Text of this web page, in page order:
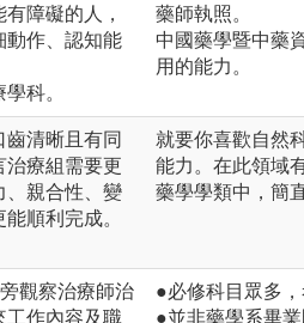
障礙的人，
動作、認知能
科。
藥師執照。
中國藥學暨中藥
用的能力。
清晰且有同
治療組需要更
、親合性、變
順利完成。
就要你喜歡自然
能力。在此領域
藥學學類中，簡
觀察治療師治
工作內容及職
●必修科目眾多
●並非藥學系畢